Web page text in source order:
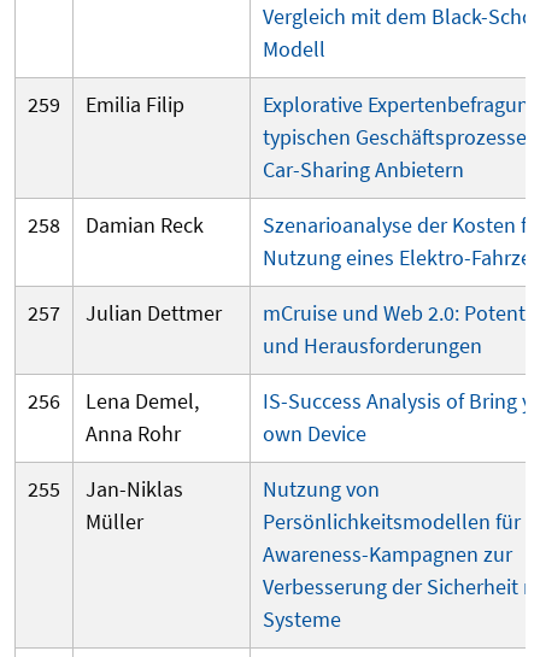
Vergleich mit dem Black-
Modell
259
Emilia Filip
Explorative
typischen
Car-Sharing Anbietern
258
Damian Reck
Szenarioanalyse der Kosten
Nutzung eines Elektro-
257
Julian Dettmer
mCruise und Web 2.0:
und Herausforderungen
256
Lena Demel,
Anna Rohr
IS-Success Analysis of Bring
own Device
255
Jan-Niklas
Müller
Nutzung von
Persönlichkeitsmodellen für
Awareness-Kampagnen zur
Verbesserung der Sicherheit
Systeme